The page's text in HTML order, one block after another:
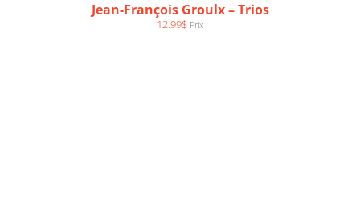
Jean-François Groulx – Trios
12.99$ Prix